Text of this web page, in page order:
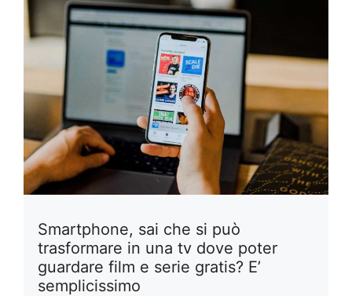
Smartphone, sai che si può
trasformare in una tv dove poter
guardare film e serie gratis? E’
semplicissimo